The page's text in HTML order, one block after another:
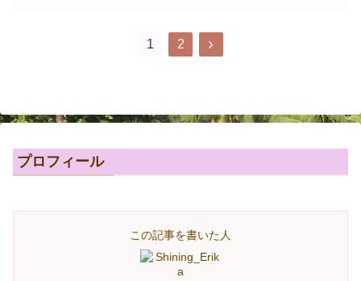
1 2
プロフィール
この記事を書いた人